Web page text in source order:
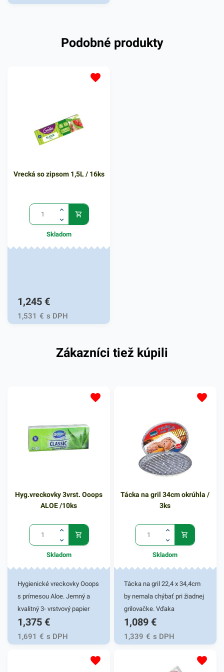
Rýchlouzatváracie vrecká sú
druhu. Praktický dizajn
hygienicky nezávadný.
Vrecká ponúkajú jednoduchú
manipuláciu pri vkladaní
nájdete ďalšie podobné
produkty, ktoré vás zaručene
oslovia. Hrúbka je 40
Podobné produkty
Vrecká so zipsom 1,5L / 16ks
Skladom
1,245 €
1,531 € s DPH
Zákazníci tiež kúpili
Hyg.vreckovky 3vrst. Ooops
ALOE /10ks
Skladom
Hygienické vreckovky Ooops
s prímesou Aloe. Jemný a
kvalitný 3- vrstvový papier
pre šetrný kontakt s
pokožkou. Balené po 10 ks.
1,375 €
1,691 € s DPH
Tácka na gril 34cm okrúhla /
3ks
Skladom
Tácka na gril 22,4 x 34,4cm
by nemala chýbať pri žiadnej
grilovačke. Vďaka
kvalitnému hliníku, z ktorého
je tácka vyrobená, je vhodná
pre rôzne gastronomické
zážitky - hostiny, oslavy, kde
1,089 €
1,339 € s DPH